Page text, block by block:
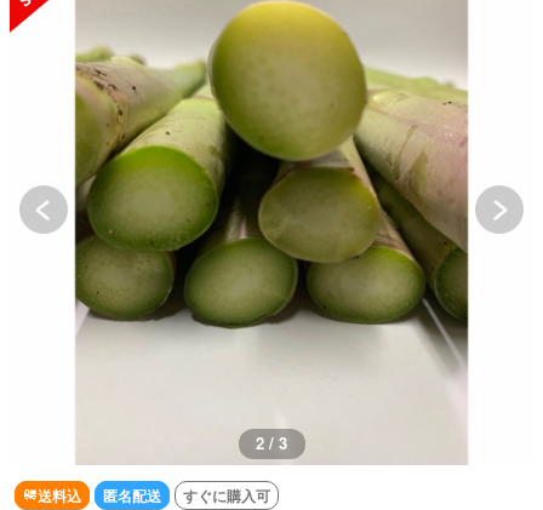
2 / 3
送料込 匿名配送 すぐに購入可